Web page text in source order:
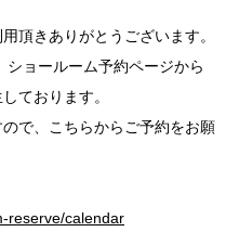
頂きありがとうございます。
ョールーム予約ページから
ております。
で、こちらからご予約をお願
reserve/calendar